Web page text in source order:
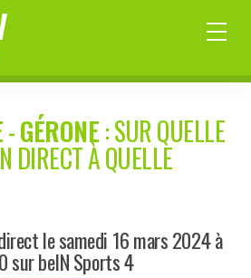
-GÉRONE: SUR QUELLE
DIRECT À QUELLE
le samedi 16 mars 2024 à
sur beIN Sports 4